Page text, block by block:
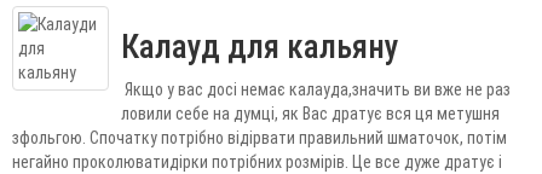
Калауд для кальяну
Якщо у вас досі немає калауда,значить ви вже не раз
ловили себе на думці, як Вас дратує вся ця метушня
зфольгою. Спочатку потрібно відірвати правильний шматочок, потім
негайно проколюватидірки потрібних розмірів. Це все дуже дратує і